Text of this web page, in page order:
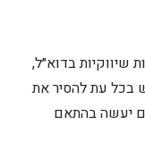
שיווקיות בדוא״ל,
בכל עת להסיר את
יעשה בהתאם